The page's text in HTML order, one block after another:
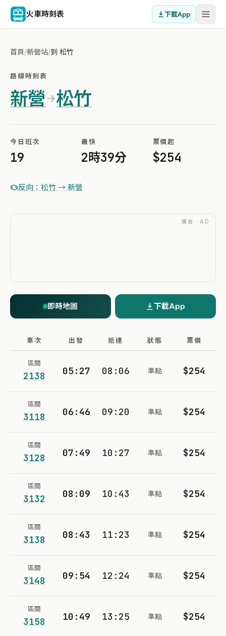
火車時刻表 下載App
首頁/新營站/到 松竹
路線時刻表
新營 松竹
今日班次
19
最快
2時39分
票價起
$254
反向：松竹 → 新營
廣告 · AD
即時地圖 下載App
車次 出發 抵達 狀態 票價
區間
2138 05:27 08:06 準點 $254
區間
3118 06:46 09:20 準點 $254
區間
3128 07:49 10:27 準點 $254
區間
3132 08:09 10:43 準點 $254
區間
3138 08:43 11:23 準點 $254
區間
3148 09:54 12:24 準點 $254
區間
3158 10:49 13:25 準點 $254